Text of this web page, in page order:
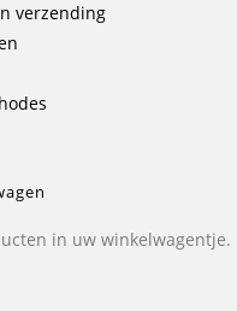
verzending
in uw winkelwagentje.